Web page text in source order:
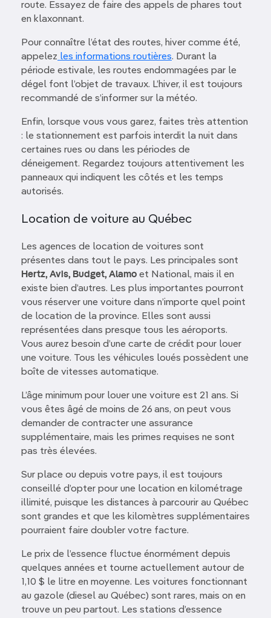
route. Essayez de faire des appels de phares tout
en klaxonnant.
Pour connaître l’état des routes, hiver comme été,
appelez les informations routières. Durant la
période estivale, les routes endommagées par le
dégel font l’objet de travaux. L’hiver, il est toujours
recommandé de s’informer sur la météo.
Enfin, lorsque vous vous garez, faites très attention
: le stationnement est parfois interdit la nuit dans
certaines rues ou dans les périodes de
déneigement. Regardez toujours attentivement les
panneaux qui indiquent les côtés et les temps
autorisés.
Location de voiture au Québec
Les agences de location de voitures sont
présentes dans tout le pays. Les principales sont
Hertz, Avis, Budget, Alamo et National, mais il en
existe bien d’autres. Les plus importantes pourront
vous réserver une voiture dans n’importe quel point
de location de la province. Elles sont aussi
représentées dans presque tous les aéroports.
Vous aurez besoin d’une carte de crédit pour louer
une voiture. Tous les véhicules loués possèdent une
boîte de vitesses automatique.
L’âge minimum pour louer une voiture est 21 ans. Si
vous êtes âgé de moins de 26 ans, on peut vous
demander de contracter une assurance
supplémentaire, mais les primes requises ne sont
pas très élevées.
Sur place ou depuis votre pays, il est toujours
conseillé d’opter pour une location en kilométrage
illimité, puisque les distances à parcourir au Québec
sont grandes et que les kilomètres supplémentaires
pourraient faire doubler votre facture.
Le prix de l’essence fluctue énormément depuis
quelques années et tourne actuellement autour de
1,10 $ le litre en moyenne. Les voitures fonctionnant
au gazole (diesel au Québec) sont rares, mais on en
trouve un peu partout. Les stations d’essence